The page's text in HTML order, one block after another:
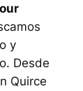
y
Desde
Quirce